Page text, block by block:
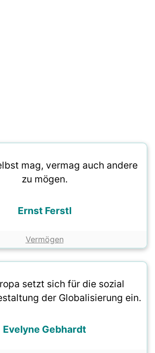
mag, vermag auch andere
zu mögen.
Ernst Ferstl
Vermögen
setzt sich für die sozial
der Globalisierung ein.
Evelyne Gebhardt